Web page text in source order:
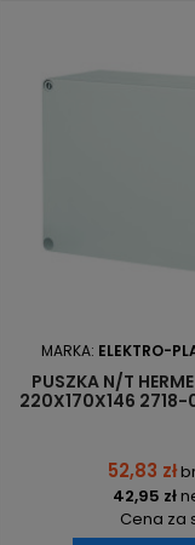
MARKA: ELEKTRO-
PUSZKA N/T
220X170X146 2718-
52,83 zł
42,95 zł
Cena za